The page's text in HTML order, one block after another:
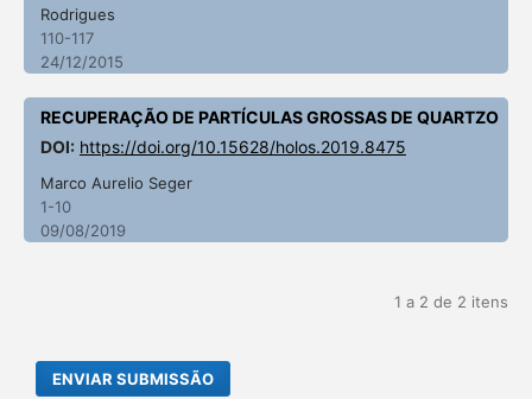
Rodrigues
110-117
24/12/2015
RECUPERAÇÃO DE PARTÍCULAS GROSSAS DE QUARTZO
DOI: https://doi.org/10.15628/holos.2019.8475
Marco Aurelio Seger
1-10
09/08/2019
1 a 2 de 2 itens
ENVIAR SUBMISSÃO